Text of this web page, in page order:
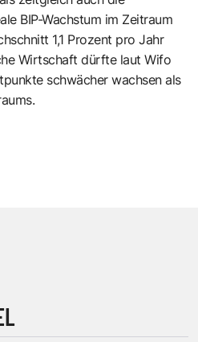
BIP-Wachstum im Zeitraum
1,1 Prozent pro Jahr
Wirtschaft dürfte laut Wifo
schwächer wachsen als